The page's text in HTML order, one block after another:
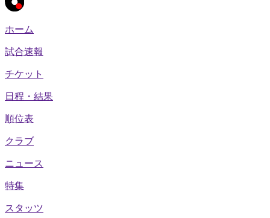
ホーム
試合速報
チケット
日程・結果
順位表
クラブ
ニュース
特集
スタッツ